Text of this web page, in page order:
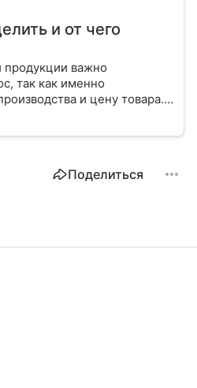
и от чего
важно
так как именно
и цену товара.
как рассчитать
Поделиться